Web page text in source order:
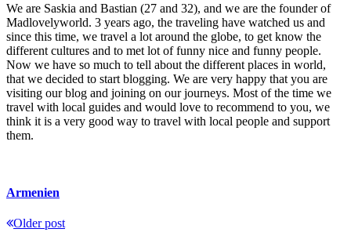
We are Saskia and Bastian (27 and 32), and we are the founder of
Madlovelyworld. 3 years ago, the traveling have watched us and
since this time, we travel a lot around the globe, to get know the
different cultures and to met lot of funny nice and funny people.
Now we have so much to tell about the different places in world,
that we decided to start blogging. We are very happy that you are
visiting our blog and joining on our journeys. Most of the time we
travel with local guides and would love to recommend to you, we
think it is a very good way to travel with local people and support
them.
Armenien
Older post